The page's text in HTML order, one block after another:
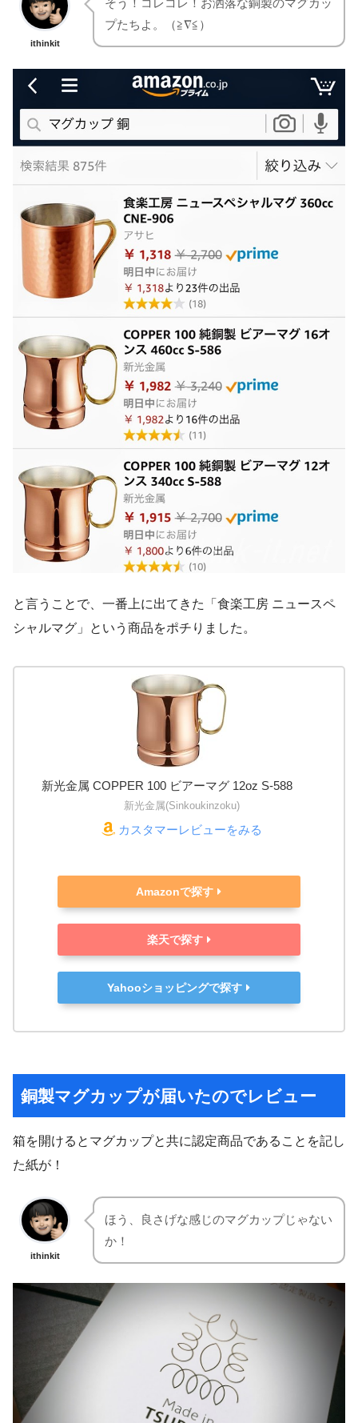
ithinkit
そう！コレコレ！お洒落な銅製のマグカッ
プたちよ。（≧∇≦）
と言うことで、一番上に出てきた「食楽工房 ニュースペ
シャルマグ」という商品をポチりました。
新光金属 COPPER 100 ビアーマグ 12oz S-588
新光金属(Sinkoukinzoku)
カスタマーレビューをみる
Amazonで探す
楽天で探す
Yahooショッピングで探す
銅製マグカップが届いたのでレビュー
箱を開けるとマグカップと共に認定商品であることを記し
た紙が！
ithinkit
ほう、良さげな感じのマグカップじゃない
か！